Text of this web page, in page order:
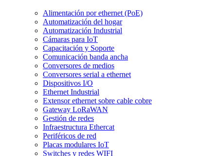
Alimentación por ethernet (PoE)
Automatización del hogar
Automatización Industrial
Cámaras para IoT
Capacitación y Soporte
Comunicación banda ancha
Conversores de medios
Conversores serial a ethernet
Dispositivos I/O
Ethernet Industrial
Extensor ethernet sobre cable cobre
Gateway LoRaWAN
Gestión de redes
Infraestructura Ethercat
Periféricos de red
Placas modulares IoT
Switches y redes WIFI